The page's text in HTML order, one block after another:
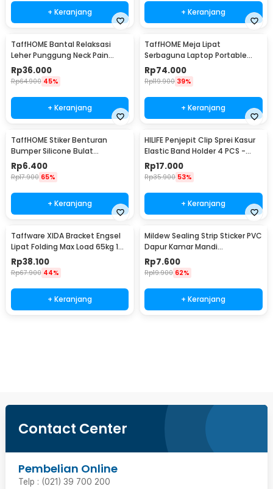
+ Keranjang + Keranjang
TaffHOME Bantal Relaksasi
Leher Punggung Neck Pain
Relief - HBF001
Rp36.000
Rp64.900 45%
+ Keranjang
TaffHOME Meja Lipat
Serbaguna Laptop Portable
Desk Minimalist Design - BO60
Rp74.000
Rp119.900 39%
+ Keranjang
TaffHOME Stiker Benturan
Bumper Silicone Bulat
Hemispherical 100 PCS - FZL10
Rp6.400
Rp17.900 65%
+ Keranjang
HILIFE Penjepit Clip Sprei Kasur
Elastic Band Holder 4 PCS -
200TC
Rp17.000
Rp35.900 53%
+ Keranjang
Taffware XIDA Bracket Engsel
Lipat Folding Max Load 65kg 14
Inch 2 PCS - JM007
Rp38.100
Rp67.900 44%
+ Keranjang
Mildew Sealing Strip Sticker PVC
Dapur Kamar Mandi
3.7cmx3.2M
Rp7.600
Rp19.900 62%
+ Keranjang
Contact Center
Pembelian Online
Telp : (021) 39 700 200